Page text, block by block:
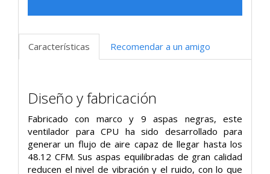
Características Recomendar a un amigo
Diseño y fabricación
Fabricado con marco y 9 aspas negras, este
ventilador para CPU ha sido desarrollado para
generar un flujo de aire capaz de llegar hasta los
48.12 CFM. Sus aspas equilibradas de gran calidad
reducen el nivel de vibración y el ruido, con lo que